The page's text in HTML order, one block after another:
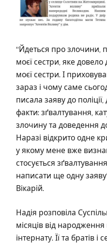
“Йдеться про злочини,
моєї сестри, яке довело
моєї сестри. І
зараз і чому саме
писала заяву до
факти: зґвалтування,
злочину та доведення
Наразі відкрито одне
у якому мене вже
стосується
написати ще одну
Вікарій.
Надія розповіла
місяців від
інтернату. Її та братів і